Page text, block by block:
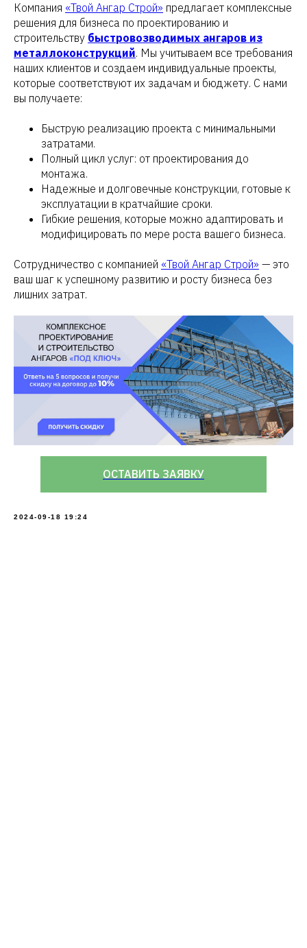
Компания «Твой Ангар Строй» предлагает комплексные
решения для бизнеса по проектированию и
строительству быстровозводимых ангаров из
металлоконструкций. Мы учитываем все требования
наших клиентов и создаем индивидуальные проекты,
которые соответствуют их задачам и бюджету. С нами
вы получаете:
Быструю реализацию проекта с минимальными
затратами.
Полный цикл услуг: от проектирования до
монтажа.
Надежные и долговечные конструкции, готовые к
эксплуатации в кратчайшие сроки.
Гибкие решения, которые можно адаптировать и
модифицировать по мере роста вашего бизнеса.
Сотрудничество с компанией «Твой Ангар Строй» — это
ваш шаг к успешному развитию и росту бизнеса без
лишних затрат.
ОСТАВИТЬ ЗАЯВКУ
2024-09-18 19:24